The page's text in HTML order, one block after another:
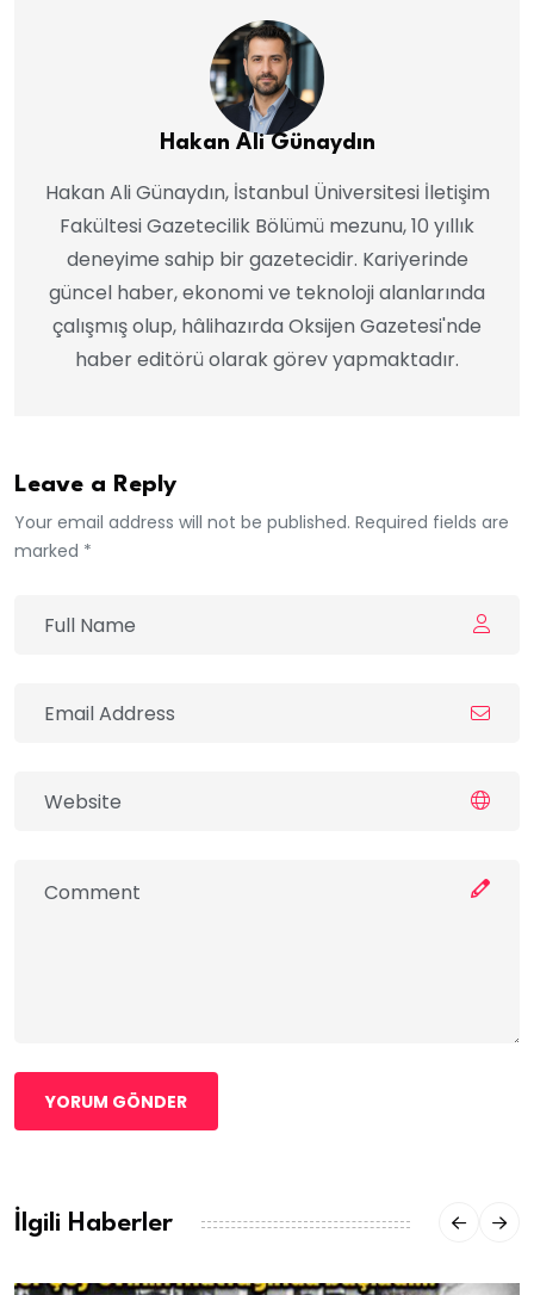
Hakan Ali Günaydın
Hakan Ali Günaydın, İstanbul Üniversitesi İletişim
Fakültesi Gazetecilik Bölümü mezunu, 10 yıllık
deneyime sahip bir gazetecidir. Kariyerinde
güncel haber, ekonomi ve teknoloji alanlarında
çalışmış olup, hâlihazırda Oksijen Gazetesi'nde
haber editörü olarak görev yapmaktadır.
Leave a Reply
Your email address will not be published. Required fields are
marked *
YORUM GÖNDER
İlgili Haberler